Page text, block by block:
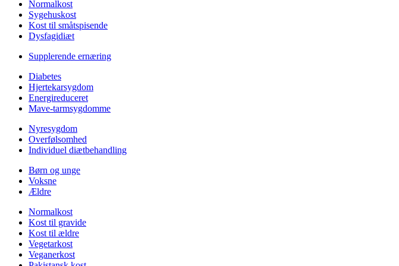
Normalkost
Sygehuskost
Kost til småtspisende
Dysfagidiæt
Supplerende ernæring
Diabetes
Hjertekarsygdom
Energireduceret
Mave-tarmsygdomme
Nyresygdom
Overfølsomhed
Individuel diætbehandling
Børn og unge
Voksne
Ældre
Normalkost
Kost til gravide
Kost til ældre
Vegetarkost
Veganerkost